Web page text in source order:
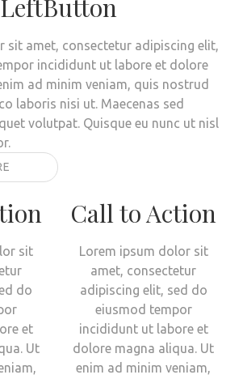
sit amet, consectetur adipiscing elit,
incididunt ut labore et dolore
ad minim veniam, quis nostrud
laboris nisi ut. Maecenas sed
volutpat. Quisque eu nunc ut nisl
sit
do
et
Ut
Call to Action
Lorem ipsum dolor sit
amet, consectetur
adipiscing elit, sed do
eiusmod tempor
incididunt ut labore et
dolore magna aliqua. Ut
enim ad minim veniam,